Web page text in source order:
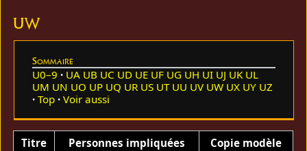
UW
Sommaire
U0–9 UA UB UC UD UE UF UG UH UI UJ UK UL
UM UN UO UP UQ UR US UT UU UV UW UX UY UZ
Top
Voir aussi
Titre Personnes impliquées Copie modèle